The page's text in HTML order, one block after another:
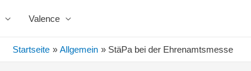
Valence
Startseite Allgemein StäPa bei der Ehrenamtsmesse